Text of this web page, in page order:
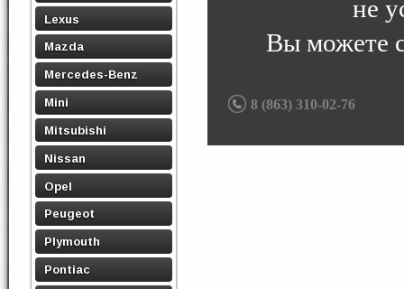
Lexus
Mazda
Mercedes-Benz
Mini
Mitsubishi
Nissan
Opel
Peugeot
Plymouth
Pontiac
не
Вы можете
8 (863) 310-02-76